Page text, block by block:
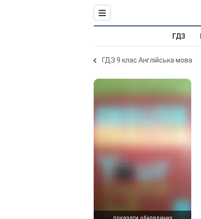
ГДЗ
ГДЗ 9 клас Англійська мова